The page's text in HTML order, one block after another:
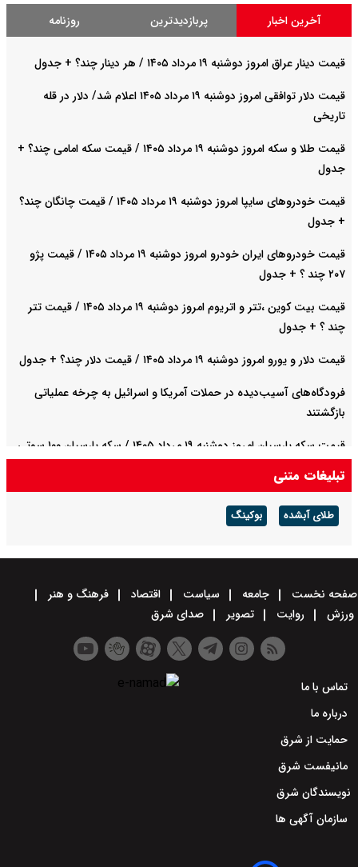
آخرین اخبار پربازدیدترین روزنامه
قیمت دینار عراق امروز دوشنبه ۱۹ مرداد ۱۴۰۵ / هر دینار چند؟ + جدول
قیمت دلار توافقی امروز دوشنبه ۱۹ مرداد ۱۴۰۵ اعلام شد/ دلار در قله
تاریخی
قیمت طلا و سکه امروز دوشنبه ۱۹ مرداد ۱۴۰۵ / قیمت سکه امامی چند؟ +
جدول
قیمت خودروهای سایپا امروز دوشنبه ۱۹ مرداد ۱۴۰۵ / قیمت چانگان چند؟
+ جدول
قیمت خودرو‌های ایران خودرو امروز دوشنبه ۱۹ مرداد ۱۴۰۵ / قیمت پژو
۲۰۷ چند ؟ + جدول
قیمت بیت کوین ،تتر و اتریوم امروز دوشنبه ۱۹ مرداد ۱۴۰۵ / قیمت تتر
چند ؟ + جدول
قیمت دلار و یورو امروز دوشنبه ۱۹ مرداد ۱۴۰۵ / قیمت دلار چند؟ + جدول
فرودگاه‌های آسیب‌دیده در حملات آمریکا و اسرائیل به چرخه عملیاتی
بازگشتند
قیمت سکه پارسیان امروز دوشنبه ۱۹ مرداد ۱۴۰۵ / سکه پارسیان ۱۰۰ سوتی
تبلیغات متنی
طلای آبشده بوکینگ
صفحه نخست جامعه سیاست اقتصاد
فرهنگ و هنر
ورزش
روایت تصویر صدای شرق
تماس با ما
درباره ما
حمایت از شرق
مانیفست شرق
نویسندگان شرق
سازمان آگهی ها